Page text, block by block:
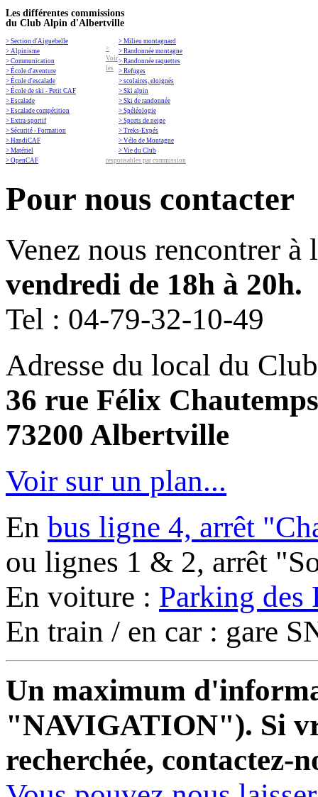
Les différentes commissions
du Club Alpin d'Albertville
> Section d'Aiguebelle
> Alpinisme
> Communication
> École d'aventure
> École d'escalade
> École de ski - Petit CAF
> Escalade
> Escalade compétition
> Extra-sportif
> Sécurité - Formation
> HandiCAF
> Matériel
> OpenCAF
> Milieu montagnard
> Randonnée montagne
> Randonnée raquettes
> Refuges
> scolaires, eloignés
> Ski alpin
> Ski de randonnée
> Spéléologie
> Sports de neige
> Treks-Expés
> Vélo de Montagne
> Vie du Club
>
Voir
les
responsables par commission
Pour nous contacter
Venez nous rencontrer à
vendredi de 18h à 20h.
Tel : 04-79-32-10-49
Adresse du local du
36 rue Félix Chautemps
73200 Albertville
Voir sur un plan...
En bus ligne 4, arrêt
ou lignes 1 & 2, arrêt
En voiture : Parking des
En train / en car : gare
Un maximum
"NAVIGATION"). Si
recherchée, contactez-